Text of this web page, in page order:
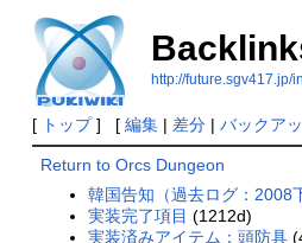
http://future.sgv417.jp/
[ トップ] [ 編集| 差分| バックア
Return to Orcs Dungeon
韓国告知（過去ログ：2008
実装完了項目 (1212d)
実装済みアイテム：頭防具